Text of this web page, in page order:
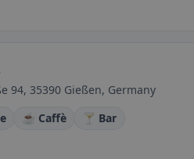
94, 35390 Gießen, Germany
☕ Caffè 🍸 Bar